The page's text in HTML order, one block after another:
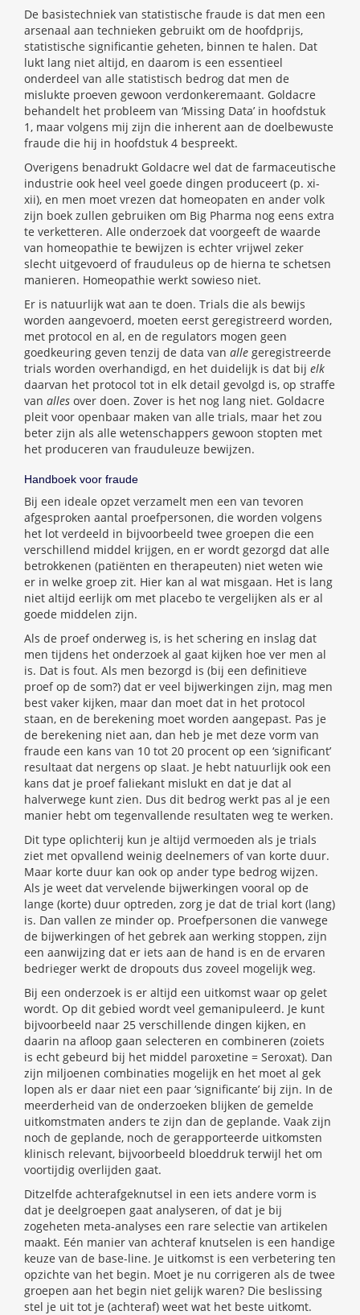
De basistechniek van statistische fraude is dat men een
arsenaal aan technieken gebruikt om de hoofdprijs,
statistische significantie geheten, binnen te halen. Dat
lukt lang niet altijd, en daarom is een essentieel
onderdeel van alle statistisch bedrog dat men de
mislukte proeven gewoon verdonkeremaant. Goldacre
behandelt het probleem van ‘Missing Data’ in hoofdstuk
1, maar volgens mij zijn die inherent aan de doelbewuste
fraude die hij in hoofdstuk 4 bespreekt.
Overigens benadrukt Goldacre wel dat de farmaceutische
industrie ook heel veel goede dingen produceert (p. xi-
xii), en men moet vrezen dat homeopaten en ander volk
zijn boek zullen gebruiken om Big Pharma nog eens extra
te verketteren. Alle onderzoek dat voorgeeft de waarde
van homeopathie te bewijzen is echter vrijwel zeker
slecht uitgevoerd of frauduleus op de hierna te schetsen
manieren. Homeopathie werkt sowieso niet.
Er is natuurlijk wat aan te doen. Trials die als bewijs
worden aangevoerd, moeten eerst geregistreerd worden,
met protocol en al, en de regulators mogen geen
goedkeuring geven tenzij de data van alle geregistreerde
trials worden overhandigd, en het duidelijk is dat bij elk
daarvan het protocol tot in elk detail gevolgd is, op straffe
van alles over doen. Zover is het nog lang niet. Goldacre
pleit voor openbaar maken van alle trials, maar het zou
beter zijn als alle wetenschappers gewoon stopten met
het produceren van frauduleuze bewijzen.
Handboek voor fraude
Bij een ideale opzet verzamelt men een van tevoren
afgesproken aantal proefpersonen, die worden volgens
het lot verdeeld in bijvoorbeeld twee groepen die een
verschillend middel krijgen, en er wordt gezorgd dat alle
betrokkenen (patiënten en therapeuten) niet weten wie
er in welke groep zit. Hier kan al wat misgaan. Het is lang
niet altijd eerlijk om met placebo te vergelijken als er al
goede middelen zijn.
Als de proef onderweg is, is het schering en inslag dat
men tijdens het onderzoek al gaat kijken hoe ver men al
is. Dat is fout. Als men bezorgd is (bij een definitieve
proef op de som?) dat er veel bijwerkingen zijn, mag men
best vaker kijken, maar dan moet dat in het protocol
staan, en de berekening moet worden aangepast. Pas je
de berekening niet aan, dan heb je met deze vorm van
fraude een kans van 10 tot 20 procent op een ‘significant’
resultaat dat nergens op slaat. Je hebt natuurlijk ook een
kans dat je proef faliekant mislukt en dat je dat al
halverwege kunt zien. Dus dit bedrog werkt pas al je een
manier hebt om tegenvallende resultaten weg te werken.
Dit type oplichterij kun je altijd vermoeden als je trials
ziet met opvallend weinig deelnemers of van korte duur.
Maar korte duur kan ook op ander type bedrog wijzen.
Als je weet dat vervelende bijwerkingen vooral op de
lange (korte) duur optreden, zorg je dat de trial kort (lang)
is. Dan vallen ze minder op. Proefpersonen die vanwege
de bijwerkingen of het gebrek aan werking stoppen, zijn
een aanwijzing dat er iets aan de hand is en de ervaren
bedrieger werkt de dropouts dus zoveel mogelijk weg.
Bij een onderzoek is er altijd een uitkomst waar op gelet
wordt. Op dit gebied wordt veel gemanipuleerd. Je kunt
bijvoorbeeld naar 25 verschillende dingen kijken, en
daarin na afloop gaan selecteren en combineren (zoiets
is echt gebeurd bij het middel paroxetine = Seroxat). Dan
zijn miljoenen combinaties mogelijk en het moet al gek
lopen als er daar niet een paar ‘significante’ bij zijn. In de
meerderheid van de onderzoeken blijken de gemelde
uitkomstmaten anders te zijn dan de geplande. Vaak zijn
noch de geplande, noch de gerapporteerde uitkomsten
klinisch relevant, bijvoorbeeld bloeddruk terwijl het om
voortijdig overlijden gaat.
Ditzelfde achterafgeknutsel in een iets andere vorm is
dat je deelgroepen gaat analyseren, of dat je bij
zogeheten meta-analyses een rare selectie van artikelen
maakt. Eén manier van achteraf knutselen is een handige
keuze van de base-line. Je uitkomst is een verbetering ten
opzichte van het begin. Moet je nu corrigeren als de twee
groepen aan het begin niet gelijk waren? Die beslissing
stel je uit tot je (achteraf) weet wat het beste uitkomt.